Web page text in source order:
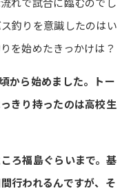
釣りを意識したのはい
を始めたきっかけは？
から始めました。トー
きり持ったのは高校生
ろ福島ぐらいまで。基
行われるんですが、そ